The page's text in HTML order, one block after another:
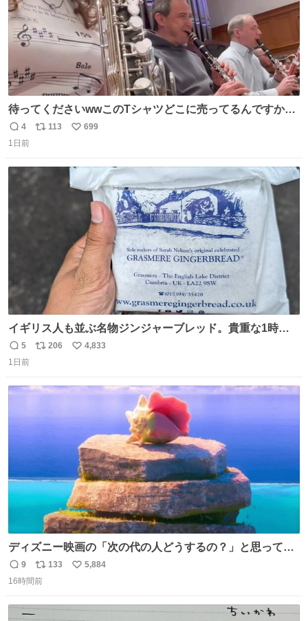
待ってくださいwwこのTシャツどこに売ってるんですか
www
返
信
4
リ
113
い
699
1日前
イギリス人も並ぶ名物ジンジャーブレッド。貴重な1時間
の自由時間のうち20分並んだ価値があるぐらい美味しかっ
たです。
返
信
5
リ
ト
206
い
4,833
1日前
ディズニー映画の「次の代の人どうするの？」と思ってし
まうもの
返
信
9
リ
ポ
ト
133
い
数
5,884
16時間前